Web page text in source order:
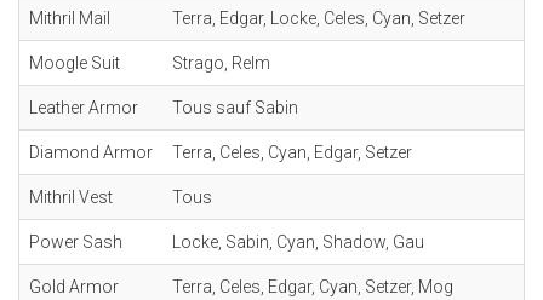
Mithril Mail Terra, Edgar, Locke, Celes, Cyan, Setzer
Moogle Suit Strago, Relm
Leather Armor Tous sauf Sabin
Diamond Armor Terra, Celes, Cyan, Edgar, Setzer
Mithril Vest Tous
Power Sash Locke, Sabin, Cyan, Shadow, Gau
Gold Armor Terra, Celes, Edgar, Cyan, Setzer, Mog